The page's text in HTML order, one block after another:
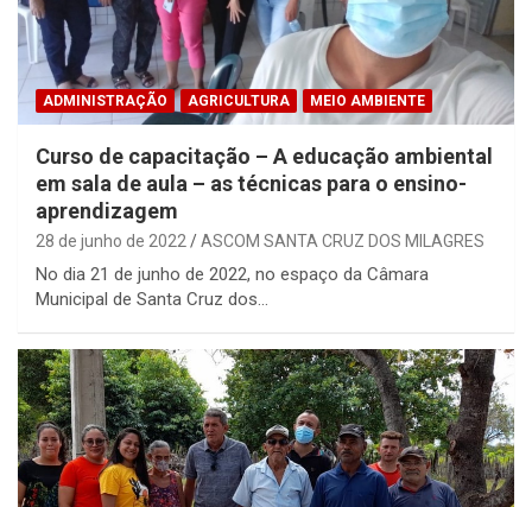
ADMINISTRAÇÃO AGRICULTURA MEIO AMBIENTE
Curso de capacitação – A educação ambiental
em sala de aula – as técnicas para o ensino-
aprendizagem
28 de junho de 2022 ASCOM SANTA CRUZ DOS MILAGRES
No dia 21 de junho de 2022, no espaço da Câmara
Municipal de Santa Cruz dos…